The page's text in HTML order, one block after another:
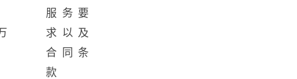
服务要
求以及
合同条
款